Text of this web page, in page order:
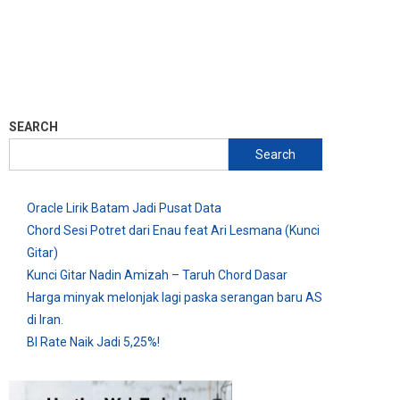
SEARCH
Search
Oracle Lirik Batam Jadi Pusat Data
Chord Sesi Potret dari Enau feat Ari Lesmana (Kunci
Gitar)
Kunci Gitar Nadin Amizah – Taruh Chord Dasar
Harga minyak melonjak lagi paska serangan baru AS
di Iran.
BI Rate Naik Jadi 5,25%!